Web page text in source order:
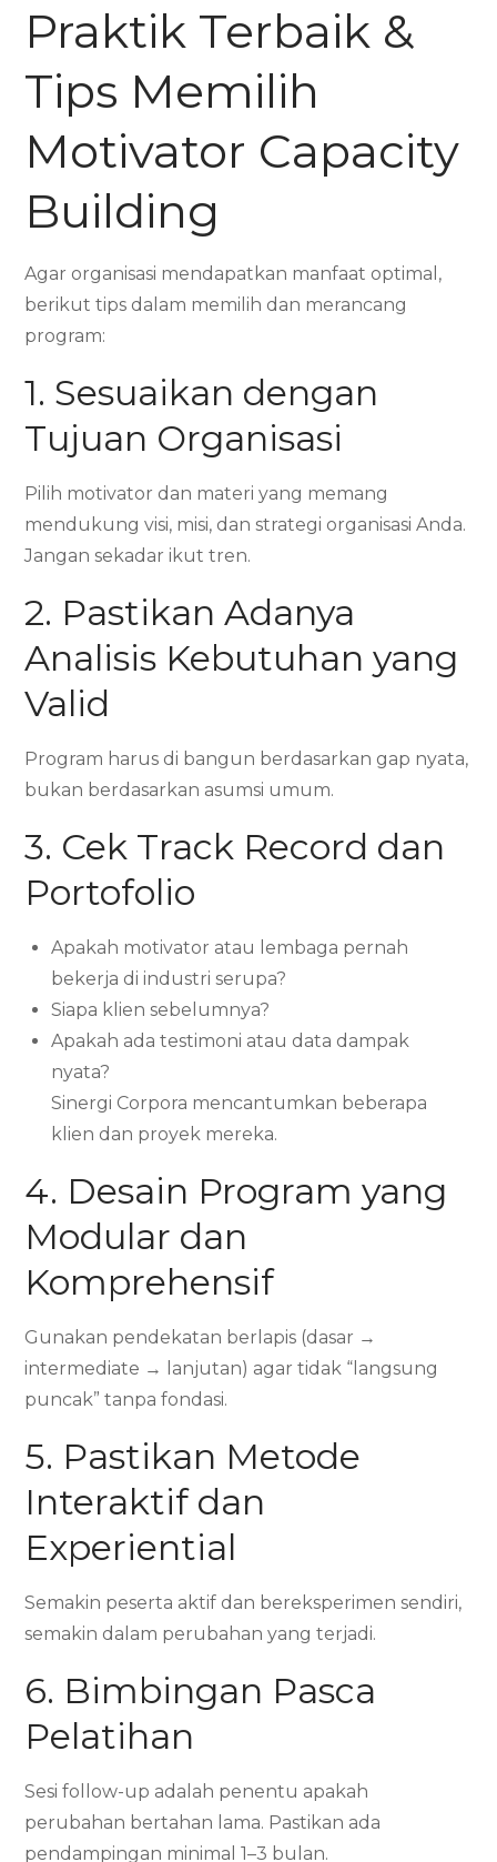
Praktik Terbaik &
Tips Memilih
Motivator Capacity
Building
Agar organisasi mendapatkan manfaat optimal,
berikut tips dalam memilih dan merancang
program:
1. Sesuaikan dengan
Tujuan Organisasi
Pilih motivator dan materi yang memang
mendukung visi, misi, dan strategi organisasi Anda.
Jangan sekadar ikut tren.
2. Pastikan Adanya
Analisis Kebutuhan yang
Valid
Program harus di bangun berdasarkan gap nyata,
bukan berdasarkan asumsi umum.
3. Cek Track Record dan
Portofolio
Apakah motivator atau lembaga pernah
bekerja di industri serupa?
Siapa klien sebelumnya?
Apakah ada testimoni atau data dampak
nyata?
Sinergi Corpora mencantumkan beberapa
klien dan proyek mereka.
4. Desain Program yang
Modular dan
Komprehensif
Gunakan pendekatan berlapis (dasar →
intermediate → lanjutan) agar tidak “langsung
puncak” tanpa fondasi.
5. Pastikan Metode
Interaktif dan
Experiential
Semakin peserta aktif dan bereksperimen sendiri,
semakin dalam perubahan yang terjadi.
6. Bimbingan Pasca
Pelatihan
Sesi follow-up adalah penentu apakah
perubahan bertahan lama. Pastikan ada
pendampingan minimal 1–3 bulan.